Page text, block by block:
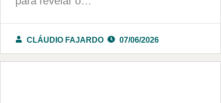
CLÁUDIO FAJARDO 07/06/2026